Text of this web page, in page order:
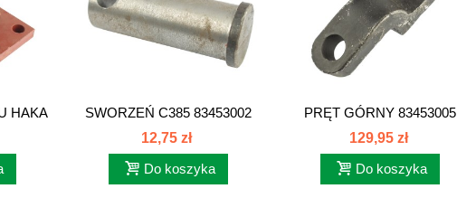
HAKA
SWORZEŃ C385 83453002
12,75 zł
Do koszyka
PRĘT GÓRNY 83453005
129,95 zł
Do koszyka